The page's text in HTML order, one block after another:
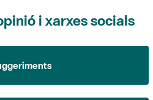
i xarxes socials